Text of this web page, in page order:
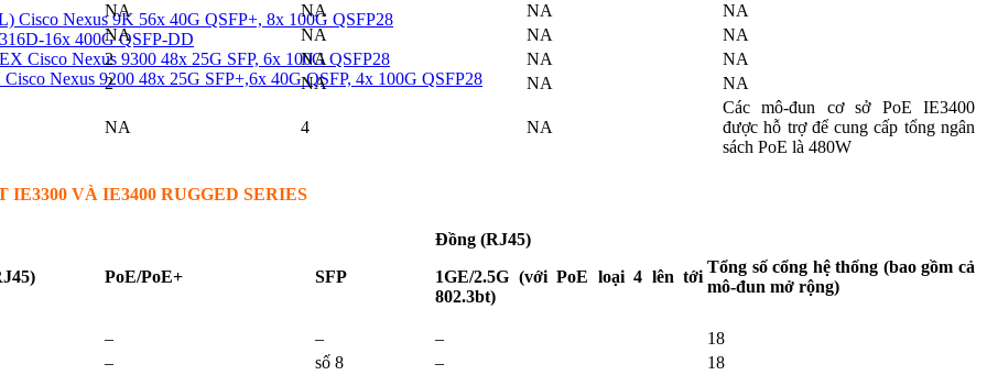
Cisco Nexus 9K 56x 40G QSFP+, 8x 100G QSFP28
16x 400G QSFP-DD
Cisco Nexus 9300 48x 25G SFP, 6x 100G QSFP28
Nexus 9200 48x 25G SFP+,6x 40G QSFP, 4x 100G QSFP28
NA NA NA
NA
NA NA NA
NA
2 NA NA
NA
2 NA NA NA
NA 4 NA
Các mô-đun cơ sở PoE IE3400
được hỗ trợ để cung cấp tổng ngân
sách PoE là 480W
VÀ IE3400 RUGGED SERIES
PoE/PoE+ SFP
Đồng (RJ45)
1GE/2.5G (với PoE loại 4 lên tới
802.3bt)
Tổng số cổng hệ thống (bao gồm cả
mô-đun mở rộng)
– – –
18
– số 8 –
18